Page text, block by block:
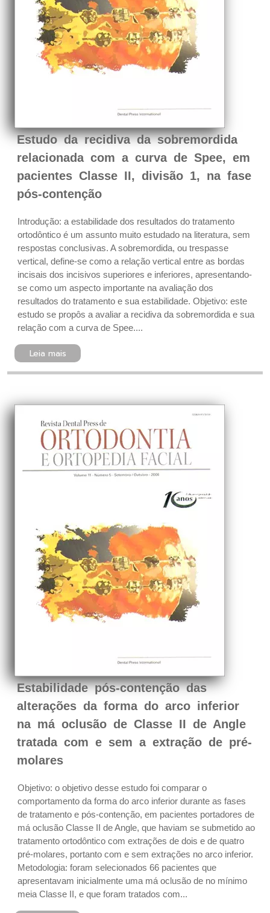
Estudo da recidiva da sobremordida
relacionada com a curva de Spee, em
pacientes Classe II, divisão 1, na fase
pós-contenção
Introdução: a estabilidade dos resultados do tratamento
ortodôntico é um assunto muito estudado na literatura, sem
respostas conclusivas. A sobremordida, ou trespasse
vertical, define-se como a relação vertical entre as bordas
incisais dos incisivos superiores e inferiores, apresentando-
se como um aspecto importante na avaliação dos
resultados do tratamento e sua estabilidade. Objetivo: este
estudo se propôs a avaliar a recidiva da sobremordida e sua
relação com a curva de Spee....
Leia mais
Estabilidade pós-contenção das
alterações da forma do arco inferior
na má oclusão de Classe II de Angle
tratada com e sem a extração de pré-
molares
Objetivo: o objetivo desse estudo foi comparar o
comportamento da forma do arco inferior durante as fases
de tratamento e pós-contenção, em pacientes portadores de
má oclusão Classe II de Angle, que haviam se submetido ao
tratamento ortodôntico com extrações de dois e de quatro
pré-molares, portanto com e sem extrações no arco inferior.
Metodologia: foram selecionados 66 pacientes que
apresentavam inicialmente uma má oclusão de no mínimo
meia Classe II, e que foram tratados com...